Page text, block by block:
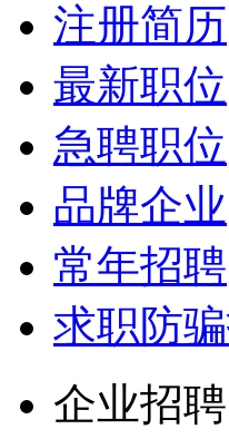
注册简历
最新职位
急聘职位
品牌企业
常年招聘
求职防
企业招聘